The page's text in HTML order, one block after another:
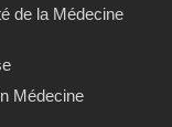
de la Médecine
Médecine